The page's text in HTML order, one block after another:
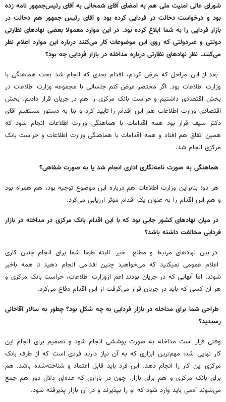
شورای عالی امنیت ملی هم به امضای آقای شمخانی به آقای رئیس‌جمهور نامه زده
بود و درخواست دخالت در فردایی کرده بود و آقای رئیس جمهور هم دخالت در
بازار فردایی را به شما ابلاغ کرده بود. در این موارد معمولا بعضی نهادهای نظارتی
دولتی و غیردولتی که روی این موضوعات کار می‌کنند درباره این موارد اعلام نظر
می‌کنند. نظر نهادهای نظارتی درباره مداخله در بازار فردایی چه بود؟
بعد از این مراحل که عرض کردم، اقدام بعدی که انجام شد بحث هماهنگی با
وزارت اطلاعات بود. اگر مختصر عرض کنم جلساتی با مجموعه وزارت اطلاعات در
بخش اقتصادی داشتیم و حراست بانک مرکزی را هم در جریان قرار دادیم. بخش
اقتصادی وزارت اطلاعات هم این اقدام را تایید کرد و بنا به دستور مستقیم آقای
دکتر سیف قرار بود همه اقدامات با هماهنگی وزارت اطلاعات انجام شود که
همین اتفاق هم افتاد و همه اقدامات با هماهنگی وزارت اطلاعات و حراست بانک
مرکزی انجام شد.
هماهنگی به صورت نامه‌نگاری اداری انجام شد یا به صورت شفاهی؟
هر دو؛ بنابراین وزارت اطلاعات هم درباره این موضوع توجیه بود، هم همراه بود
و هم این اقدام را به عنوان یک اقدام موثر ارزیابی می‌کرد.
در میان نهادهای کشور جایی بود که با این اقدام بانک مرکزی در مداخله در بازار
فردایی مخالفت داشته باشد؟
در بین نهادهای مرتبط و مطلع خیر. البته طبعا شما برای انجام چنین کاری
اعلام عمومی نمیکنید که می‌خواهید چنین اقدامی انجام دهید تا همه باخبر
شوند. اما آنهایی که در جریان بودند اعم ازوزارت اطلاعات، حراست بانک مرکزی و
هر آن کسی که باید در جریان قرار می‌گرفت از این اقدام دفاع می‌کرد.
طراحی شما برای مداخله در بازار فردایی به چه شکل بود؟ چطور به سالار آقاخانی
رسیدید؟
وقتی قرار است مداخله به صورت پوششی انجام شود و تصمیم برای انجام این
کار نهایی شد، مهم‌ترین ابزاری که به آن نیاز دارید فردی است که از طرف بانک
مرکزی این کار را انجام دهد. این فرد باید قابل اعتماد و شناخته‌شده باشد. هم
برای بانک مرکزی و هم برای بازار. چون در بازاری که عده‌ای دلال دور هم جمع
می‌شوند آدمی باید وارد شود که او را بپذیرند و در آن بازار پذیرفته شود.